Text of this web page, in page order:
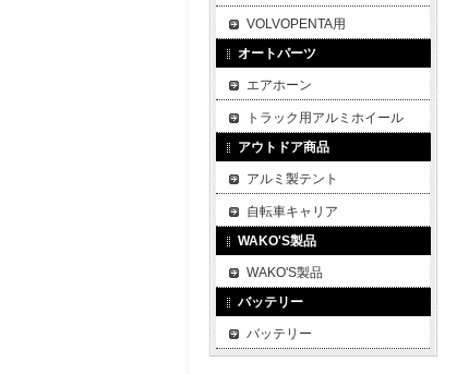
VOLVOPENTA用
オートパーツ
エアホーン
トラック用アルミホイール
アウトドア商品
アルミ製テント
自転車キャリア
WAKO'S製品
WAKO'S製品
バッテリー
バッテリー